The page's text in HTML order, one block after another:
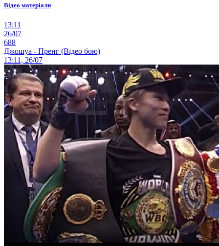
Відео матеріали
13:11
26/07
688
Джошуа - Пренг (Відео бою)
13:11, 26/07